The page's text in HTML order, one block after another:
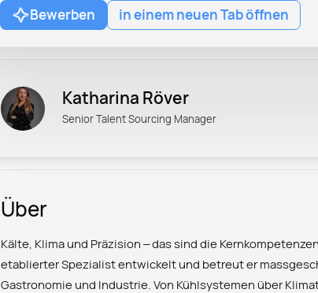
Bewerben in einem neuen Tab öffnen
Katharina Röver
Senior Talent Sourcing Manager
Über
Kälte, Klima und Präzision – das sind die
etablierter Spezialist entwickelt und betreut er
Gastronomie und Industrie. Von Kühlsystemen über